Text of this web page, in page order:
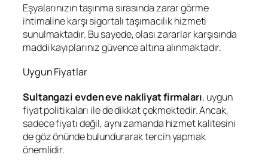
Eşyalarınızın taşınma sırasında zarar görme
ihtimaline karşı sigortalı taşımacılık hizmeti
sunulmaktadır. Bu sayede, olası zararlar karşısında
maddi kayıplarınız güvence altına alınmaktadır.
Uygun Fiyatlar
Sultangazi evden eve nakliyat firmaları, uygun
fiyat politikaları ile de dikkat çekmektedir. Ancak,
sadece fiyatı değil, aynı zamanda hizmet kalitesini
de göz önünde bulundurarak tercih yapmak
önemlidir.